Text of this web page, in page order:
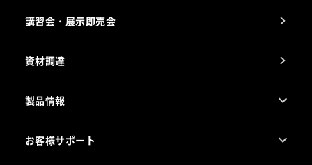
事業所一覧
講習会・展示即売会
資材調達
製品情報
お客様サポート